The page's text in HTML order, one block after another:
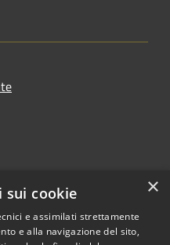
×
sui cookie
e assimilati strettamente
e alla navigazione del sito,